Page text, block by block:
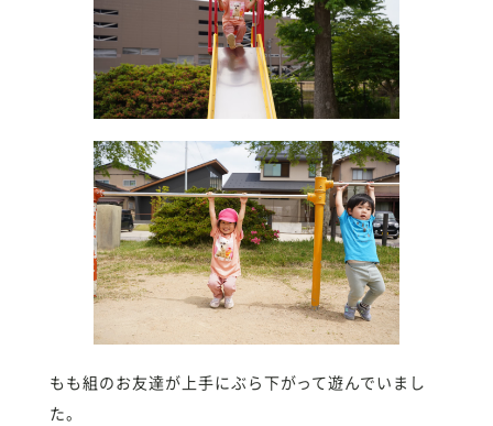
もも組のお友達が上手にぶら下がって遊んでいまし
た。